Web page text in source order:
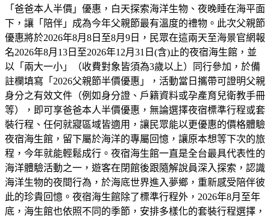
「爸爸本人半價」優惠，白天探索海洋生物、夜晚睡在海平面
下，讓「陪伴」成為今年父親節最有溫度的禮物。此次父親節
優惠將於2026年8月8日至8月9日，民眾在這兩天至海景官網報
名2026年8月13日至2026年12月31日(含)止的夜宿海生館，並
以「兩大一小」（收費對象皆須為3歲以上）同行參加，於備
註欄填寫「2026父親節半價優惠」，活動當日攜帶可證明父親
身分之有效文件（例如身分證、戶籍資料或孕產育兒衛教手冊
等），即可享爸爸本人半價優惠，無論選擇夜宿標準行程或套
裝行程、任何就寢區域皆適用，讓民眾能以更優惠的價格體驗
夜宿海生館，留下屬於海洋的專屬回憶，讓原本想等下次的旅
程，今年就能輕鬆成行。夜宿海生館一直是全台最具代表性的
海洋體驗活動之一，遊客在閉館後跟隨解說員深入探索，認識
海洋生物的夜間行為，於海底世界進入夢鄉，重新感受陪伴彼
此的珍貴回憶。夜宿海生館除了標準行程外，2026年8月至年
底，海生館也依照不同的季節，安排多樣化的套裝行程選擇，